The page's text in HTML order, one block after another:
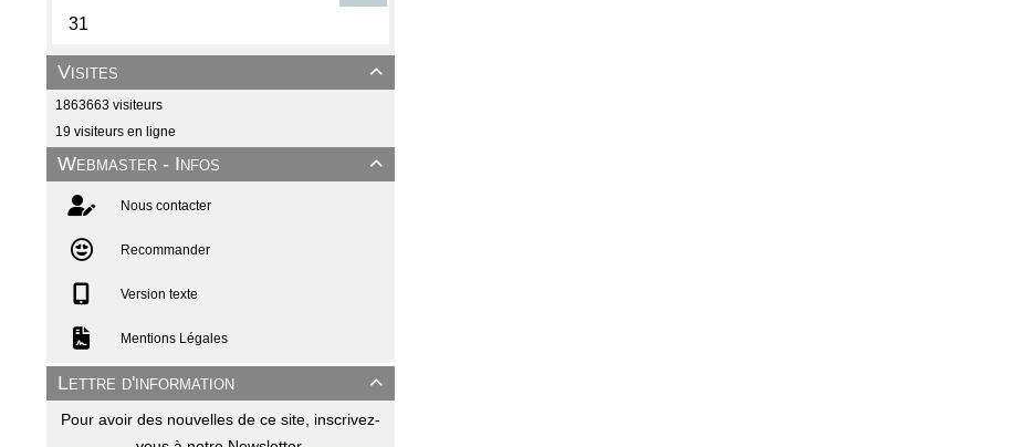

Visites
1863663 visiteurs
19 visiteurs en ligne

Webmaster - Infos
Nous contacter
Recommander
Version texte
Mentions Légales

Lettre d'information
Pour avoir des nouvelles de ce site, inscrivez-